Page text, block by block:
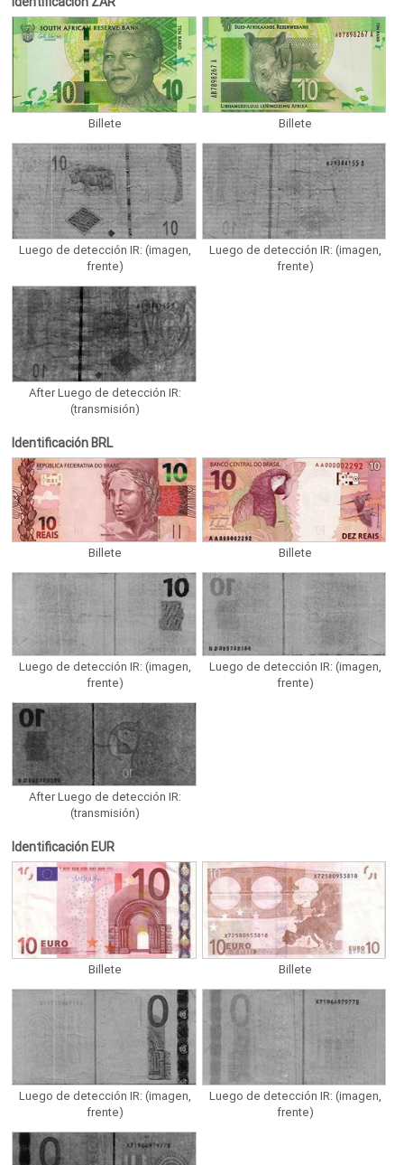
Billete Billete
Luego de detección IR: (imagen,
frente)
Luego de detección IR: (imagen,
frente)
After Luego de detección IR:
(transmisión)
Identificación BRL
Billete Billete
Luego de detección IR: (imagen,
frente)
Luego de detección IR: (imagen,
frente)
After Luego de detección IR:
(transmisión)
Identificación EUR
Billete Billete
Luego de detección IR: (imagen,
frente)
Luego de detección IR: (imagen,
frente)